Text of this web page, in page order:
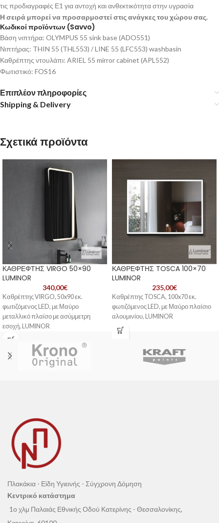
τις προδιαγραφές Ε1 για αντοχή και ανθεκτικότητα στην υγρασία
Η σειρά μπορεί να προσαρμοστεί στις ανάγκες του χώρου σας.
Κωδικοί προϊόντων (Savvo)
Βάση νιπτήρα: OLYMPUS 55 sink base (ADO551)
Νιπτήρας: THIN 55 (THL553) / LINE 55 (LFC553) washbasin
Καθρέπτης ντουλάπι: ARIEL 55 mirror cabinet (APL552)
Φωτιστικό: FOS16
Επιπλέον πληροφορίες
Shipping & Delivery
Σχετικά προϊόντα
ΚΑΘΡΕΦΤΗΣ VIRGO 50×90
LUMINOR
340,00€
Καθρέπτης VIRGO, 50x90 εκ.
φωτιζόμενος LED, με Μαύρο
μεταλλικό πλαίσο με ασύμμετρη
εσοχή, LUMINOR
ΚΑΘΡΕΦΤΗΣ TOSCA 100×70
LUMINOR
235,00€
Καθρέπτης TOSCA, 100x70 εκ.
φωτιζόμενος LED, με Μαύρο πλαίσιο
αλουμινίου, LUMINOR
Πλακάκια - Είδη Υγιεινής - Σύγχρονη Δόμηση
Κεντρικό κατάστημα
1ο χλμ Παλαιάς Εθνικής Οδού Κατερίνης - Θεσσαλονίκης,